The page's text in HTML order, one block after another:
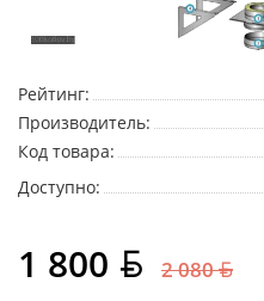
Рейтинг:
Производитель:
Код товара:
Доступно:
1 800 2 080